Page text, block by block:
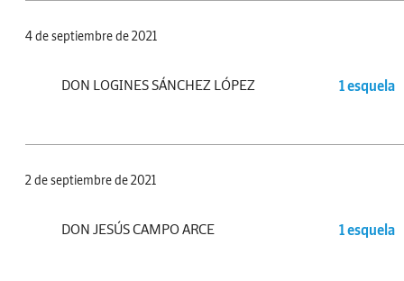
4 de septiembre de 2021
DON LOGINES SÁNCHEZ LÓPEZ 1 esquela
2 de septiembre de 2021
DON JESÚS CAMPO ARCE 1 esquela